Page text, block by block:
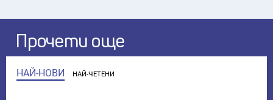
Прочети още
НАЙ-НОВИ НАЙ-ЧЕТЕНИ